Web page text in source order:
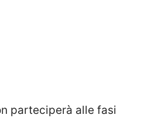
parteciperà alle fasi